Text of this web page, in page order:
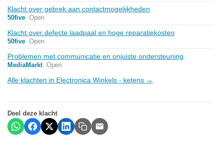
Klacht over gebrek aan contactmogelijkheden
50five Open
Klacht over defecte laadpaal en hoge reparatiekosten
50five Open
Problemen met communicatie en onjuiste ondersteuning
MediaMarkt Open
Alle klachten in Electronica Winkels - ketens →
Deel deze klacht